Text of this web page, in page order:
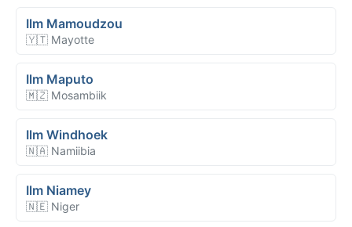
Ilm Mamoudzou
🇾🇹 Mayotte
Ilm Maputo
🇲🇿 Mosambiik
Ilm Windhoek
🇳🇦 Namiibia
Ilm Niamey
🇳🇪 Niger